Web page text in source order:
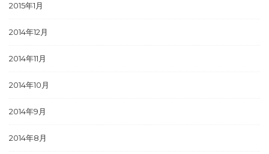
2015年1月
2014年12月
2014年11月
2014年10月
2014年9月
2014年8月